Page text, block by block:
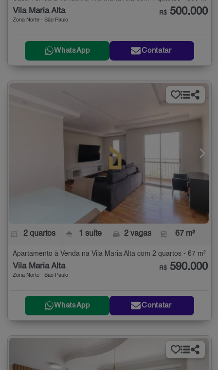
Vila Maria Alta
Zona Norte - São Paulo
R$ 500.000
WhatsApp Contatar
2 quartos 1 suíte 2 vagas 67 m²
Apartamento à Venda na Vila Maria Alta com 2 quartos - 67 m²
Vila Maria Alta
Zona Norte - São Paulo
R$ 590.000
WhatsApp Contatar